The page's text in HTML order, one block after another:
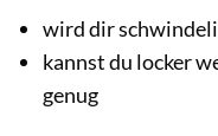
wird dir
kannst du locker
genug